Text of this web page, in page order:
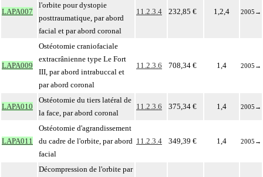
LAPA007
l'orbite pour dystopie
posttraumatique, par abord
facial et par abord coronal
11.2.3.4 232,85 € 1,2,4 2005 →
LAPA009
Ostéotomie craniofaciale
extracrânienne type Le Fort
III, par abord intrabuccal et
par abord coronal
11.2.3.6 708,34 € 1,4 2005 →
LAPA010
Ostéotomie du tiers latéral de
la face, par abord coronal
11.2.3.6 375,34 € 1,4 2005 →
LAPA011
Ostéotomie d'agrandissement
du cadre de l'orbite, par abord
facial
11.2.3.4 349,39 € 1,4 2005 →
Décompression de l'orbite par